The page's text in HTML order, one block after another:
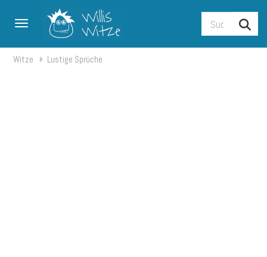
Toggle navigation
Witze Lustige Sprüche